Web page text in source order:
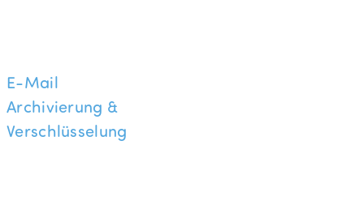
E-Mail
Archivierung &
Verschlüsselung